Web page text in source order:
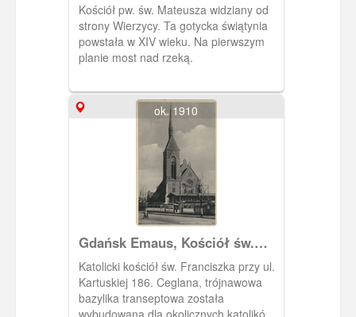
Kościół pw. św. Mateusza widziany od
strony Wierzycy. Ta gotycka świątynia
powstała w XIV wieku. Na pierwszym
planie most nad rzeką.
ok. 1910
Gdańsk Emaus, Kościół św.
Franciszka
Katolicki kościół św. Franciszka przy ul.
Kartuskiej 186. Ceglana, trójnawowa
bazylika transeptowa została
wybudowana dla okolicznych katolików